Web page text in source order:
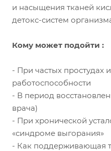
и насыщения тканей
детокс-систем
Кому может подойти :
- При частых простудах
работоспособности
- В период
врача)
- При хронической
«синдроме выгорания»
- Как поддерживающая